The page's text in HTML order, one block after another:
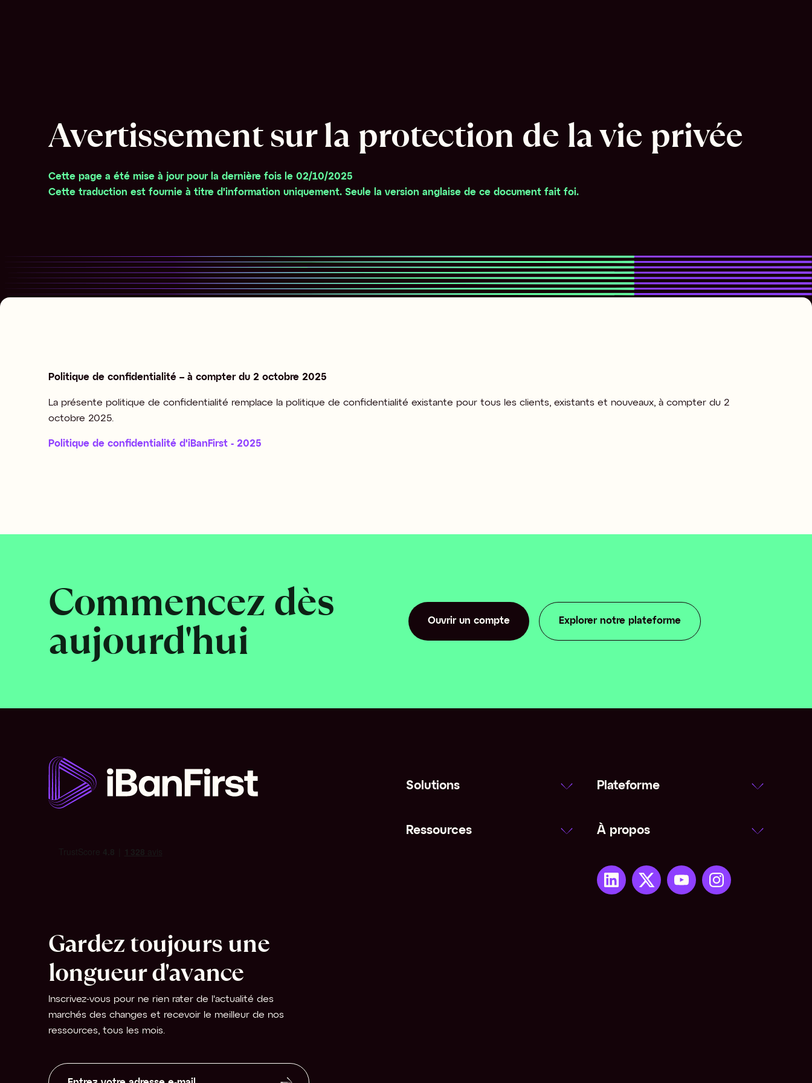
Avertissement sur la protection de la vie privée
Cette page a été mise à jour pour la dernière fois le 02/10/2025
Cette traduction est fournie à titre d'information uniquement. Seule la version anglaise de ce document fait foi.
Politique de confidentialité – à compter du 2 octobre 2025
La présente politique de confidentialité remplace la politique de confidentialité existante pour tous les clients, existants et nouveaux, à compter du 2
octobre 2025.
Politique de confidentialité d'iBanFirst - 2025
Commencez dès
aujourd'hui Ouvrir un compte
Ouvrir un compte
Explorer notre plateforme
Gardez toujours une
longueur d'avance
Inscrivez-vous pour ne rien rater de l'actualité des
marchés des changes et recevoir le meilleur de nos
ressources, tous les mois.
Solutions Plateforme
Ressources À propos